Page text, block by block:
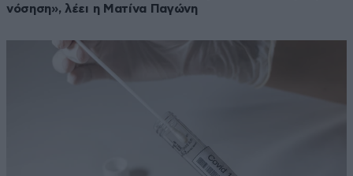
νόσηση», λέει η Ματίνα Παγώνη